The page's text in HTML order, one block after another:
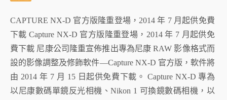
CAPTURE NX-D 官方版隆重登場，2014 年 7 月起供免費
下載 Capture NX-D 官方版隆重登場，2014 年 7 月起供免
費下載 尼康公司隆重宣佈推出專為尼康 RAW 影像格式而
設的影像調整及修飾軟件—Capture NX-D 官方版，軟件將
由 2014 年 7 月 15 日起供免費下載。 Capture NX-D 專為
以尼康數碼單鏡反光相機、Nikon 1 可換鏡數碼相機，以